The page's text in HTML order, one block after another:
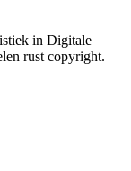
in Digitale
rust copyright.